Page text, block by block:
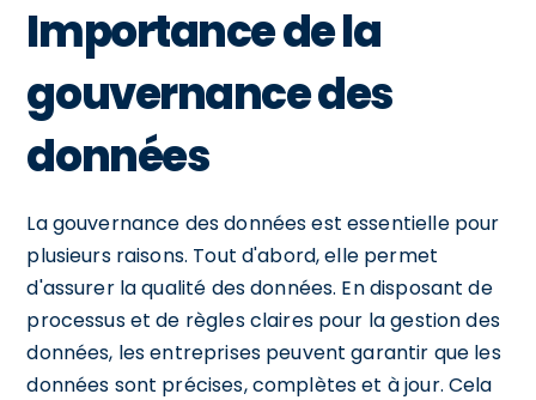
Importance de la
gouvernance des
données
La gouvernance des données est essentielle pour
plusieurs raisons. Tout d'abord, elle permet
d'assurer la qualité des données. En disposant de
processus et de règles claires pour la gestion des
données, les entreprises peuvent garantir que les
données sont précises, complètes et à jour. Cela